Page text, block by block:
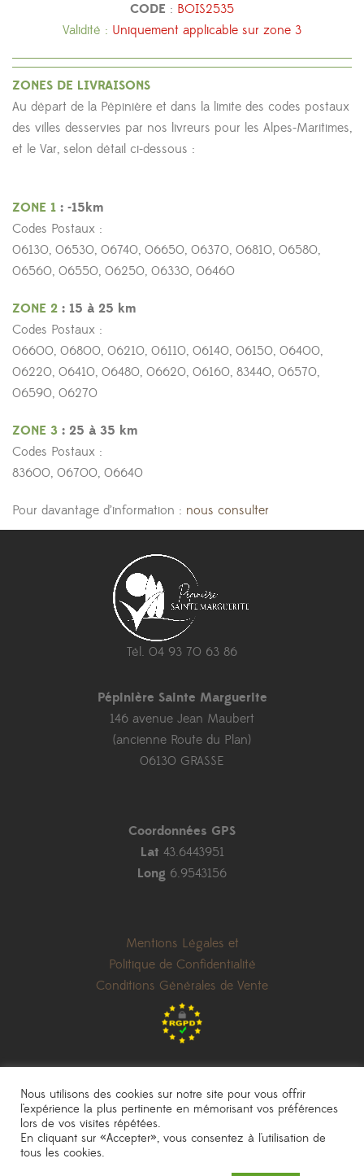
CODE : BOIS2535
Validité : Uniquement applicable sur zone 3
ZONES DE LIVRAISONS
Au départ de la Pépinière et dans la limite des codes postaux
des villes desservies par nos livreurs pour les Alpes-Maritimes,
et le Var, selon détail ci-dessous :
ZONE 1 : -15km
Codes Postaux :
06130, 06530, 06740, 06650, 06370, 06810, 06580,
06560, 06550, 06250, 06330, 06460
ZONE 2 : 15 à 25 km
Codes Postaux :
06600, 06800, 06210, 06110, 06140, 06150, 06400,
06220, 06410, 06480, 06620, 06160, 83440, 06570,
06590, 06270
ZONE 3 : 25 à 35 km
Codes Postaux :
83600, 06700, 06640
Pour davantage d’information : nous consulter
Tél. 04 93 70 63 86
Pépinière Sainte Marguerite
146 avenue Jean Maubert
(ancienne Route du Plan)
06130 GRASSE
Coordonnées GPS
Lat 43.6443951
Long 6.9543156
Mentions Légales et
Politique de Confidentialité
Conditions Générales de Vente
les prix indiqués sont donnés à titre indicatif et peuvent être modifiés sans
une réalisationAKN Studio
Nous utilisons des cookies sur notre site pour vous offrir
l'expérience la plus pertinente en mémorisant vos préférences
lors de vos visites répétées.
En cliquant sur «Accepter», vous consentez à l'utilisation de
tous les cookies.